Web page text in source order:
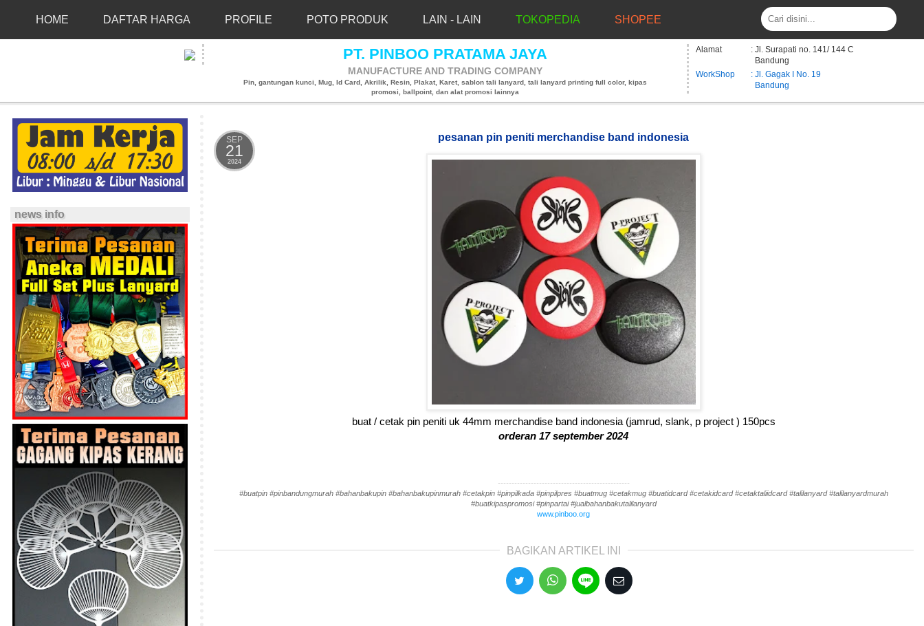
HOME DAFTAR HARGA PROFILE POTO PRODUK LAIN - LAIN TOKOPEDIA SHOPEE
PT. PINBOO PRATAMA JAYA
MANUFACTURE AND TRADING COMPANY
Pin, gantungan kunci, Mug, Id Card, Akrilik, Resin, Plakat, Karet, sablon tali lanyard, tali lanyard printing full color, kipas
promosi, ballpoint, dan alat promosi lainnya
Alamat
: Jl. Surapati no. 141/ 144 C
Bandung
WorkShop
: Jl. Gagak I No. 19
Bandung
news info
SEP
21
2024
pesanan pin peniti merchandise band indonesia
buat / cetak pin peniti uk 44mm merchandise band indonesia (jamrud, slank, p project ) 150pcs
orderan 17 september 2024
------------------------------------------------
#buatpin #pinbandungmurah #bahanbakupin #bahanbakupinmurah #cetakpin #pinpilkada #pinpilpres #buatmug #cetakmug #buatidcard #cetakidcard #cetaktaliidcard #talilanyard #talilanyardmurah
#buatkipaspromosi #pinpartai #jualbahanbakutalilanyard
www.pinboo.org
BAGIKAN ARTIKEL INI